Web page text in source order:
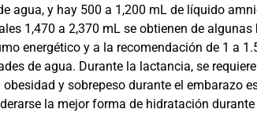
agua, y hay 500 a 1,200 mL de líquido
1,470 a 2,370 mL se obtienen de
energético y a la recomendación de 1 a
de agua. Durante la lactancia, se
y sobrepeso durante el embarazo
la mejor forma de hidratación